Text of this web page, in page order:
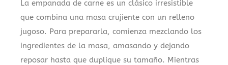
La empanada de carne es un clásico irresistible
que combina una masa crujiente con un relleno
jugoso. Para prepararla, comienza mezclando los
ingredientes de la masa, amasando y dejando
reposar hasta que duplique su tamaño. Mientras